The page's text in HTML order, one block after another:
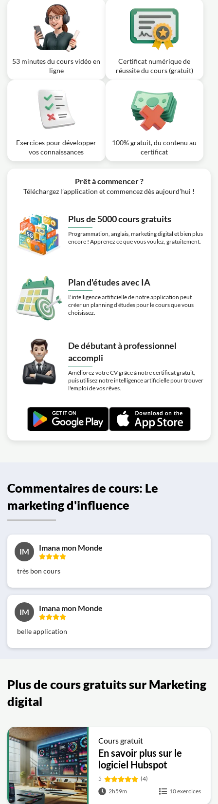
53 minutes du cours vidéo en
ligne
Certificat numérique de
réussite du cours (gratuit)
Exercices pour développer
vos connaissances
100% gratuit, du contenu au
certificat
Prêt à commencer ?
Téléchargez l’application et commencez dès aujourd’hui !
Plus de 5000 cours gratuits
Programmation, anglais, marketing digital et bien plus
encore ! Apprenez ce que vous voulez, gratuitement.
Plan d'études avec IA
L'intelligence artificielle de notre application peut
créer un planning d'études pour le cours que vous
choisissez.
De débutant à professionnel
accompli
Améliorez votre CV grâce à notre certificat gratuit,
puis utilisez notre intelligence artificielle pour trouver
l'emploi de vos rêves.
Commentaires de cours: Le
marketing d'influence
IM Imana mon Monde
très bon cours
IM Imana mon Monde
belle application
Plus de cours gratuits sur Marketing
digital
Cours gratuit
En savoir plus sur le
logiciel Hubspot
5
(4)
2h59m
10 exercices